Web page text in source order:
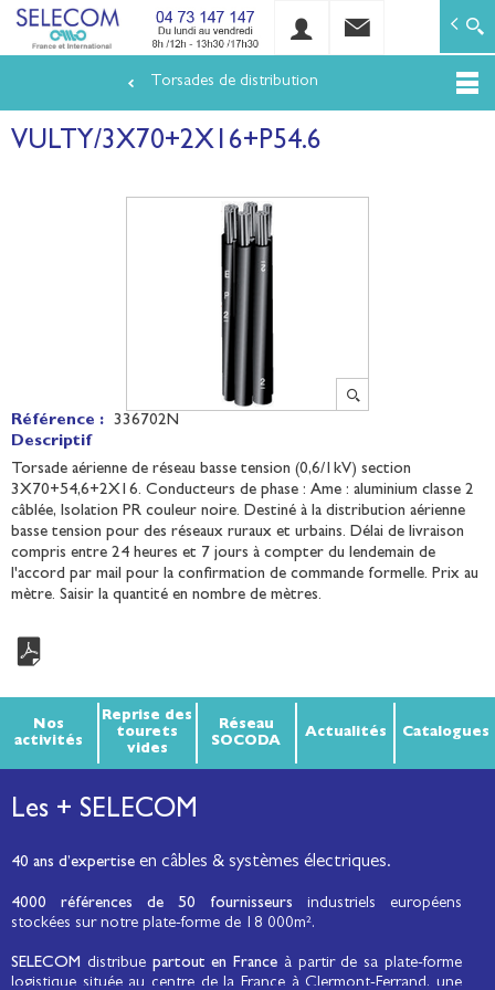
au
contenu
SELECOM
Matériels de réseaux électriques basse tension et
Torsades de distribution
VULTY/3X70+2X16+P54.6
Référence : 336702N
Descriptif
Torsade aérienne de réseau basse tension (0,6/1kV) section
3X70+54,6+2X16. Conducteurs de phase : Ame : aluminium classe 2
câblée, Isolation PR couleur noire. Destiné à la distribution aérienne
basse tension pour des réseaux ruraux et urbains. Délai de livraison
compris entre 24 heures et 7 jours à compter du lendemain de
l'accord par mail pour la confirmation de commande formelle. Prix au
mètre. Saisir la quantité en nombre de mètres.
Nos
activités
Reprise des
tourets
vides
Réseau
SOCODA
Actualités Catalogues
Les + SELECOM
40 ans d’expertise en câbles & systèmes électriques.
4000 références de 50 fournisseurs industriels européens
stockées sur notre plate-forme de 18 000m².
SELECOM distribue partout en France à partir de sa plate-forme
logistique située au centre de la France à Clermont-Ferrand, une